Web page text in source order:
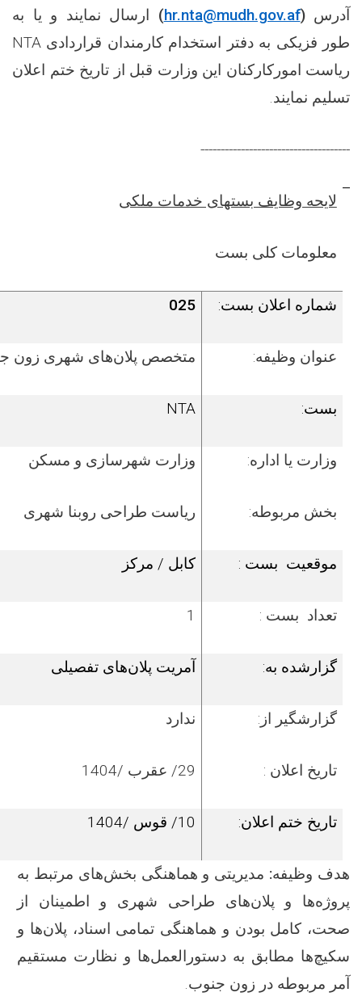
آدرس(
hr.nta@mudh.gov.af
) ارسال نمایند و یا به
طور فزیکی به دفتر استخدام کارمندان قراردادی NTA
ریاست امورکارکنان این وزارت قبل از تاریخ ختم اعلان
تسلیم نمایند.
-------------------------------------
لایحه وظایف بست­های خدمات ملکی
معلومات کلی بست
شماره اعلان بست: 025
عنوان وظیفه: متخصص پلان‌های شهری زون
بست: NTA
وزارت یا اداره:
بخش مربوطه:
وزارت شهرسازی و مسکن
ریاست طراحی روبنا شهری
موقعیت بست : کابل / مرکز
تعداد بست : 1
گزارشده به: آمریت پلان‌های تفصیلی
گزارش­گیر از:
تاریخ اعلان :
ندارد
29/ عقرب /1404
تاریخ ختم اعلان: 10/ قوس /1404
هدف وظیفه: مدیریتی و هماهنگی بخش‌های مرتبط به
پروژه‌ها و پلان‌های طراحی شهری و اطمینان از
صحت، کامل بودن و هماهنگی تمامی اسناد، پلان‌ها و
سکیچ‌ها مطابق به دستورالعمل‌ها و نظارت مستقیم
آمر مربوطه در زون جنوب.